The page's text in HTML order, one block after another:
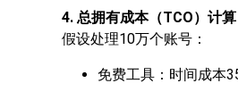
4. 总拥有成本（TCO）计算
假设处理10万个账号：
免费工具：时间成本